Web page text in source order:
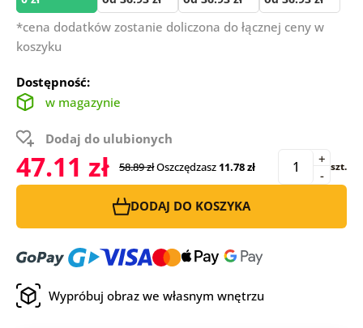
*cena dodatków zostanie doliczona do łącznej ceny w
koszyku
Dostępność:
w magazynie
Dodaj do ulubionych
47.11 zł 58.89 złOszczędzasz11.78 zł -
+ szt.
DODAJ DO KOSZYKA
Wypróbuj obraz we własnym wnętrzu